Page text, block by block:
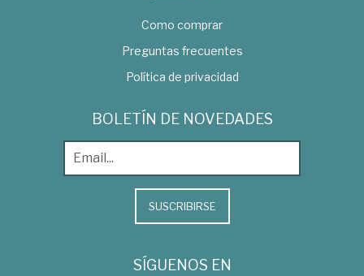
Como comprar
Preguntas frecuentes
Política de privacidad
BOLETÍN DE NOVEDADES
SUSCRIBIRSE
SÍGUENOS EN